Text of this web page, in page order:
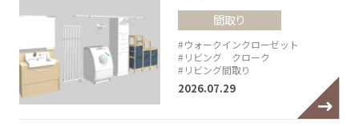
間取り
#ウォークインクローゼット
#リビング クローク
#リビング間取り
2026.07.29